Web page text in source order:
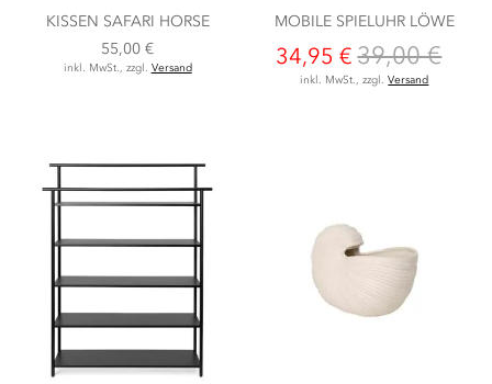
KISSEN SAFARI HORSE
55,00 €
inkl. MwSt., zzgl. Versand
MOBILE SPIELUHR LÖWE
34,95 € 39,00 €
inkl. MwSt., zzgl.Versand